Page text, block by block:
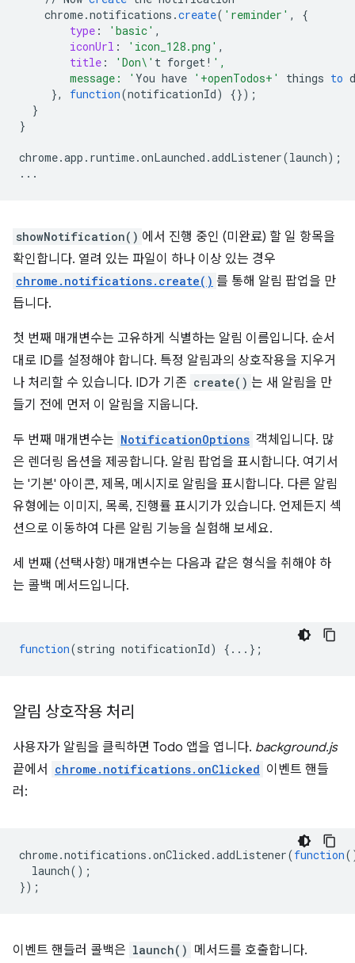
chrome.notifications .create( 'reminder' ,
{
type : 'basic' ,
iconUrl : 'icon_128.png' ,
title : 'Don\' t forget ! ',
        message: '
You have '+openTodos+' things to
}, function(notificationId) {});
}
}
chrome.app . runtime.onLaunched .addListener(launch);
...
showNotification() 에서 진행 중인 (미완료) 할 일 항목을
확인합니다. 열려 있는 파일이 하나 이상 있는 경우
chrome.notifications.create() 를 통해 알림 팝업을 만
듭니다.
첫 번째 매개변수는 고유하게 식별하는 알림 이름입니다. 순서
대로 ID를 설정해야 합니다. 특정 알림과의 상호작용을 지우거
나 처리할 수 있습니다. ID가 기존 create() 는 새 알림을 만
들기 전에 먼저 이 알림을 지웁니다.
두 번째 매개변수는 NotificationOptions 객체입니다. 많
은 렌더링 옵션을 제공합니다. 알림 팝업을 표시합니다. 여기서
는 '기본' 아이콘, 제목, 메시지로 알림을 표시합니다. 다른 알림
유형에는 이미지, 목록, 진행률 표시기가 있습니다. 언제든지 섹
션으로 이동하여 다른 알림 기능을 실험해 보세요.
세 번째 (선택사항) 매개변수는 다음과 같은 형식을 취해야 하
는 콜백 메서드입니다.
function(string notificationId) {...};
알림 상호작용 처리
사용자가 알림을 클릭하면 Todo 앱을 엽니다. background.js
끝에서
chrome.notifications.onClicked 이벤트 핸들
러:
chrome.notifications .onClicked .addListener(function
launch();
});
이벤트 핸들러 콜백은 launch() 메서드를 호출합니다.